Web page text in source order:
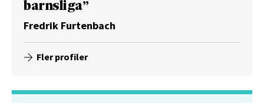
barnsliga”
Fredrik Furtenbach
Fler profiler